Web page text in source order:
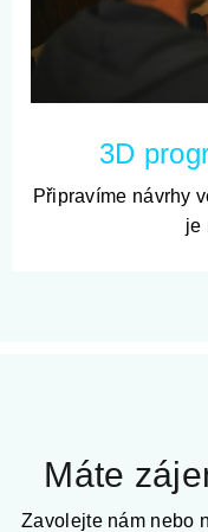
3D
Připravíme návrhy
je
Máte
Zavolejte nám nebo